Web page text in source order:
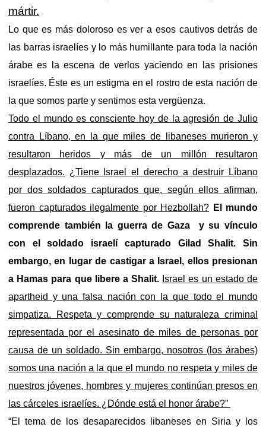
mártir.
Lo que es más doloroso es ver a esos cautivos detrás de
las barras israelíes y lo más humillante para toda la nación
árabe es la escena de verlos yaciendo en las prisiones
israelíes. Éste es un estigma en el rostro de esta nación de
la que somos parte y sentimos esta vergüenza.
Todo el mundo es consciente hoy de la agresión de Julio
contra Líbano, en la que miles de libaneses murieron y
resultaron heridos y más de un millón resultaron
desplazados. ¿Tiene Israel el derecho a destruir Líbano
por dos soldados capturados que, según ellos afirman,
fueron capturados ilegalmente por Hezbollah? El mundo
comprende también la guerra de Gaza y su vínculo
con el soldado israelí capturado Gilad Shalit. Sin
embargo, en lugar de castigar a Israel, ellos presionan
a Hamas para que libere a Shalit. Israel es un estado de
apartheid y una falsa nación con la que todo el mundo
simpatiza. Respeta y comprende su naturaleza criminal
representada por el asesinato de miles de personas por
causa de un soldado. Sin embargo, nosotros (los árabes)
somos una nación a la que el mundo no respeta y miles de
nuestros jóvenes, hombres y mujeres continúan presos en
las cárceles israelíes. ¿Dónde está el honor árabe?”
“El tema de los desaparecidos libaneses en Siria y los